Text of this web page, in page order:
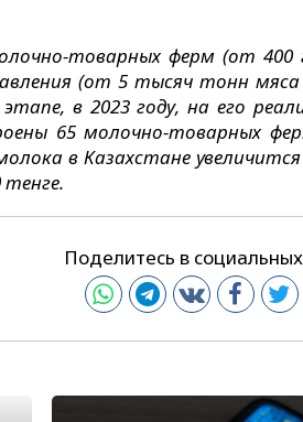
товарных ферм (от 400
(от 5 тысяч тонн мяса
в 2023 году, на его
65 молочно-товарных
в Казахстане увеличится
Поделитесь в